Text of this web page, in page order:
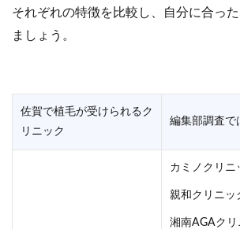
それぞれの特徴を比較し、自分に合っ
ましょう。
佐賀で植毛が受けられるク
リニック
編集部調査で
カミノクリニ
親和クリニッ
湘南AGAクリ